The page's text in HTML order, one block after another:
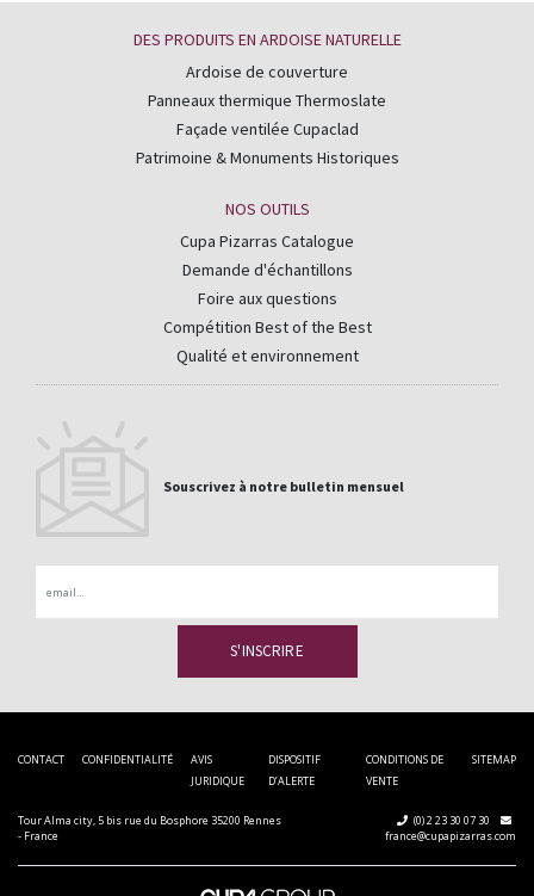
DES PRODUITS EN ARDOISE NATURELLE
Ardoise de couverture
Panneaux thermique Thermoslate
Façade ventilée Cupaclad
Patrimoine & Monuments Historiques
NOS OUTILS
Cupa Pizarras Catalogue
Demande d'échantillons
Foire aux questions
Compétition Best of the Best
Qualité et environnement
Souscrivez à notre bulletin mensuel
CONTACT CONFIDENTIALITÉ
AVIS
JURIDIQUE
DISPOSITIF
D’ALERTE
CONDITIONS DE
VENTE
SITEMAP
Tour Alma city, 5 bis rue du Bosphore 35200 Rennes
- France
(0) 2 23 30 07 30
france@cupapizarras.com